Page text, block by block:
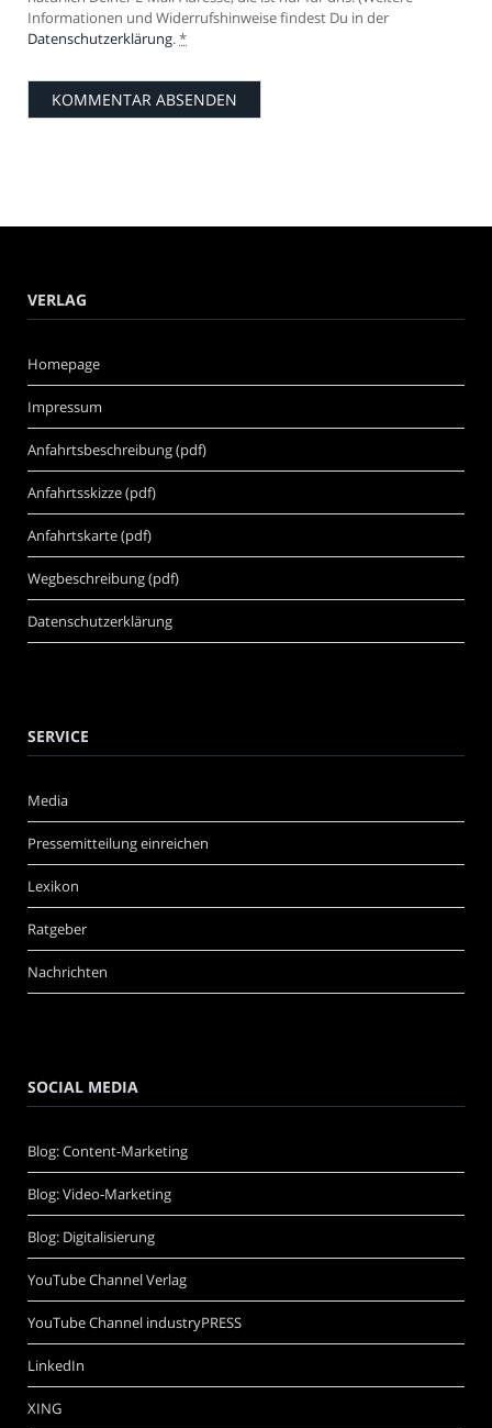
Informationen und Widerrufshinweise findest Du in der
Datenschutzerklärung.*
VERLAG
Homepage
Impressum
Anfahrtsbeschreibung (pdf)
Anfahrtsskizze (pdf)
Anfahrtskarte (pdf)
Wegbeschreibung (pdf)
Datenschutzerklärung
SERVICE
Media
Pressemitteilung einreichen
Lexikon
Ratgeber
Nachrichten
SOCIAL MEDIA
Blog: Content-Marketing
Blog: Video-Marketing
Blog: Digitalisierung
YouTube Channel Verlag
YouTube Channel industryPRESS
LinkedIn
XING